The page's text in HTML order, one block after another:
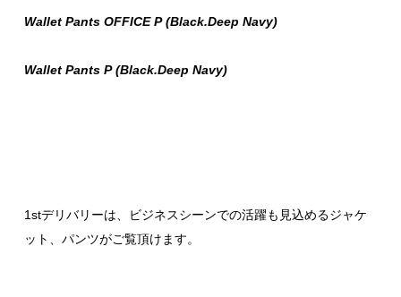
Wallet Pants OFFICE P (Black.Deep Navy)
Wallet Pants P (Black.Deep Navy)
1stデリバリーは、ビジネスシーンでの活躍も見込めるジャケ
ット、パンツがご覧頂けます。